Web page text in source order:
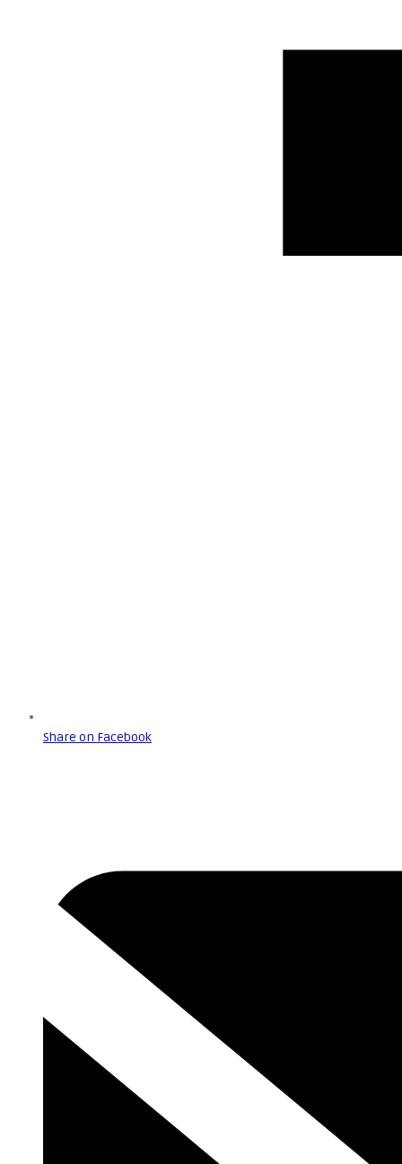
Share on Facebook